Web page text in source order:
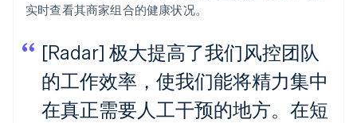
实时查看其商家组合的健康状况。
[Radar] 极大提高了我们风控团队
的工作效率，使我们能将精力集中
在真正需要人工干预的地方。在短